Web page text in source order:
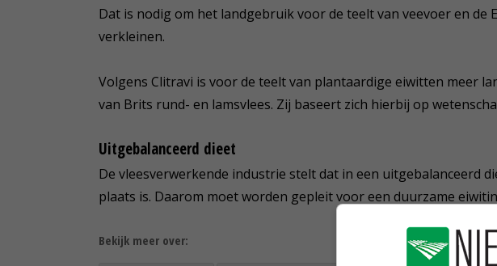
Dat is nodig om het landgebruik voor de teelt van veevoer en de
verkleinen.
Volgens Clitravi is voor de teelt van plantaardige eiwitten meer
van Brits rund- en lamsvlees. Zij baseert zich hierbij op
Uitgebalanceerd dieet
De vleesverwerkende industrie stelt dat in een uitgebalanceerd
plaats is. Daarom moet worden gepleit voor een duurzame
Bekijk meer over: